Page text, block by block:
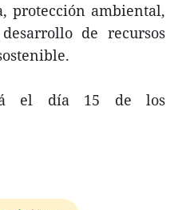
protección ambiental,
de recursos
el día 15 de los